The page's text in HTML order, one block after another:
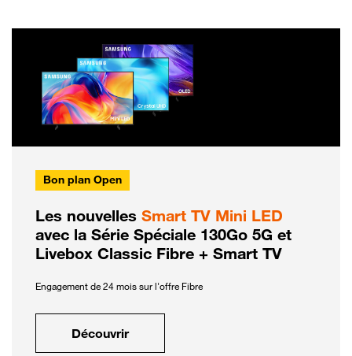
Bon plan Open
Les nouvelles Smart TV Mini LED
avec la Série Spéciale 130Go 5G et
Livebox Classic Fibre + Smart TV
Engagement de 24 mois sur l'offre Fibre
Découvrir